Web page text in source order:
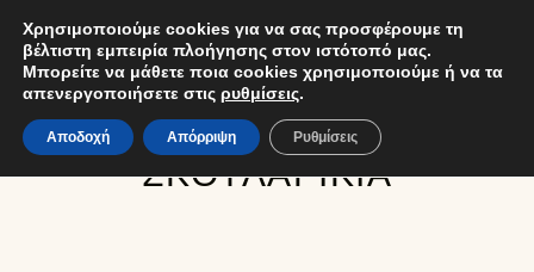
δέσποινα φύλλη
ΕΜΠΟΡΊΑ ΧΡΥΣΟΎ ΚΑΙ ΚΟΣΜΗΜΆΤΩΝ MENU
EL ΧΡΗΣΤΗΣ
ΣΚΟΥΛΑΡΙΚΙΑ
Χρησιμοποιούμε cookies για να σας προσφέρουμε τη
βέλτιστη εμπειρία πλοήγησης στον ιστότοπό μας.
Μπορείτε να μάθετε ποια cookies χρησιμοποιούμε ή να τα
απενεργοποιήσετε στις ρυθμίσεις.
Αποδοχή Απόρριψη Ρυθμίσεις